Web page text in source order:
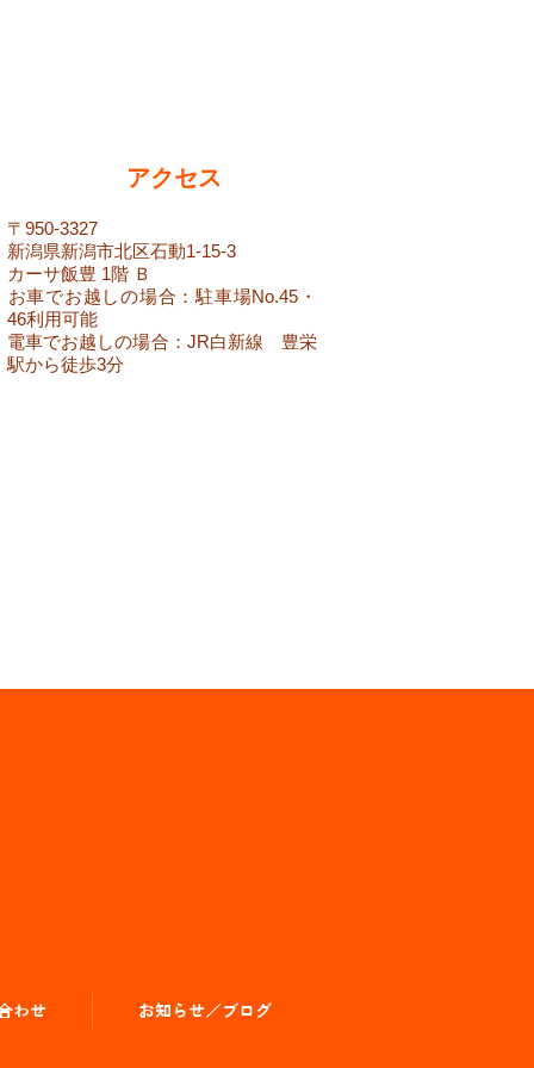
アクセス
​〒950-3327
新潟県新潟市北区石動1-15-3
カーサ飯豊 1階 Ｂ
​お車でお越しの場合：駐車場No.45・
46利用可能
​電車でお越しの場合：JR白新線 豊栄
駅から徒歩3分
わせ お知らせ／ブログ